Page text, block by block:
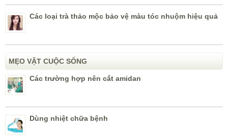
Các loại trà thảo mộc bảo vệ màu tóc nhuộm hiệu quả
MẸO VẶT CUỘC SỐNG
Các trường hợp nên cắt amidan
Dùng nhiệt chữa bệnh